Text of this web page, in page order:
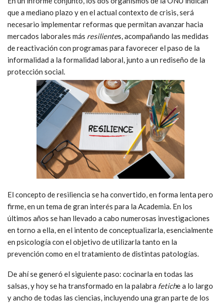
que a mediano plazo y en el actual contexto de crisis, será
necesario implementar reformas que permitan avanzar hacia
mercados laborales más resilientes, acompañando las medidas
de reactivación con programas para favorecer el paso de la
informalidad a la formalidad laboral, junto a un rediseño de la
protección social.
El concepto de resiliencia se ha convertido, en forma lenta pero
firme, en un tema de gran interés para la Academia. En los
últimos años se han llevado a cabo numerosas investigaciones
en torno a ella, en el intento de conceptualizarla, esencialmente
en psicología con el objetivo de utilizarla tanto en la
prevención como en el tratamiento de distintas patologías.
De ahí se generó el siguiente paso: cocinarla en todas las
salsas, y hoy se ha transformado en la palabra fetiche a lo largo
y ancho de todas las ciencias, incluyendo una gran parte de los